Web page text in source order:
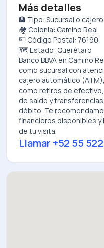
Más detalles
🏦 Tipo: Sucursal o cajero
🏘️ Colonia: Camino Real
📮 Código Postal: 76190
🗺️ Estado: Querétaro
Banco BBVA en Camino
como sucursal con
cajero automático
como retiros de
de saldo y
débito. Te
financieros disponibles
de tu visita.
Llamar +52 55